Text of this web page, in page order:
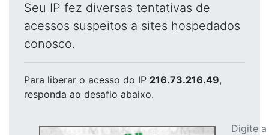
Seu IP fez diversas tentativas de
acessos suspeitos a sites hospedados
conosco.
Para liberar o acesso do IP 216.73.216.49,
responda ao desafio abaixo.
Digite